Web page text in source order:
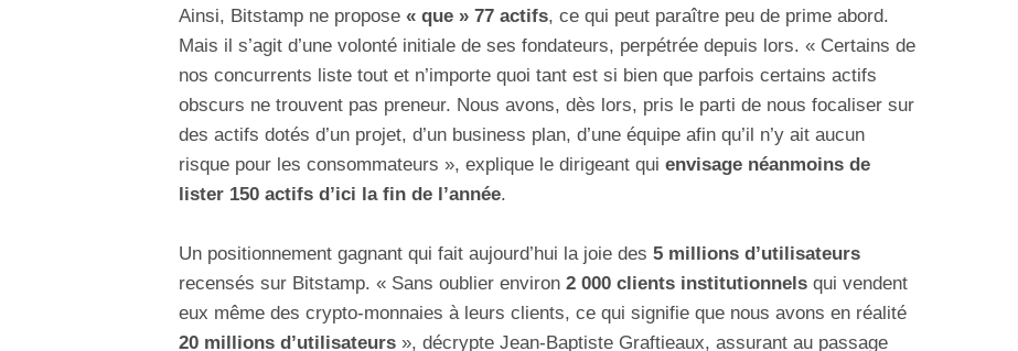
Ainsi, Bitstamp ne propose « que » 77 actifs, ce qui peut paraître peu de prime abord.
Mais il s’agit d’une volonté initiale de ses fondateurs, perpétrée depuis lors. « Certains de
nos concurrents liste tout et n’importe quoi tant est si bien que parfois certains actifs
obscurs ne trouvent pas preneur. Nous avons, dès lors, pris le parti de nous focaliser sur
des actifs dotés d’un projet, d’un business plan, d’une équipe afin qu’il n’y ait aucun
risque pour les consommateurs », explique le dirigeant qui envisage néanmoins de
lister 150 actifs d’ici la fin de l’année.
Un positionnement gagnant qui fait aujourd’hui la joie des 5 millions d’utilisateurs
recensés sur Bitstamp. « Sans oublier environ 2 000 clients institutionnels qui vendent
eux même des crypto-monnaies à leurs clients, ce qui signifie que nous avons en réalité
20 millions d’utilisateurs », décrypte Jean-Baptiste Graftieaux, assurant au passage